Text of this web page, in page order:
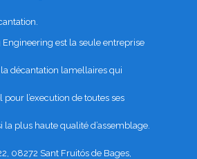
Engineering est la seule entreprise
décantation lamellaires qui
l’execution de toutes ses
la plus haute qualité d’assemblage.
08272 Sant Fruitós de Bages,